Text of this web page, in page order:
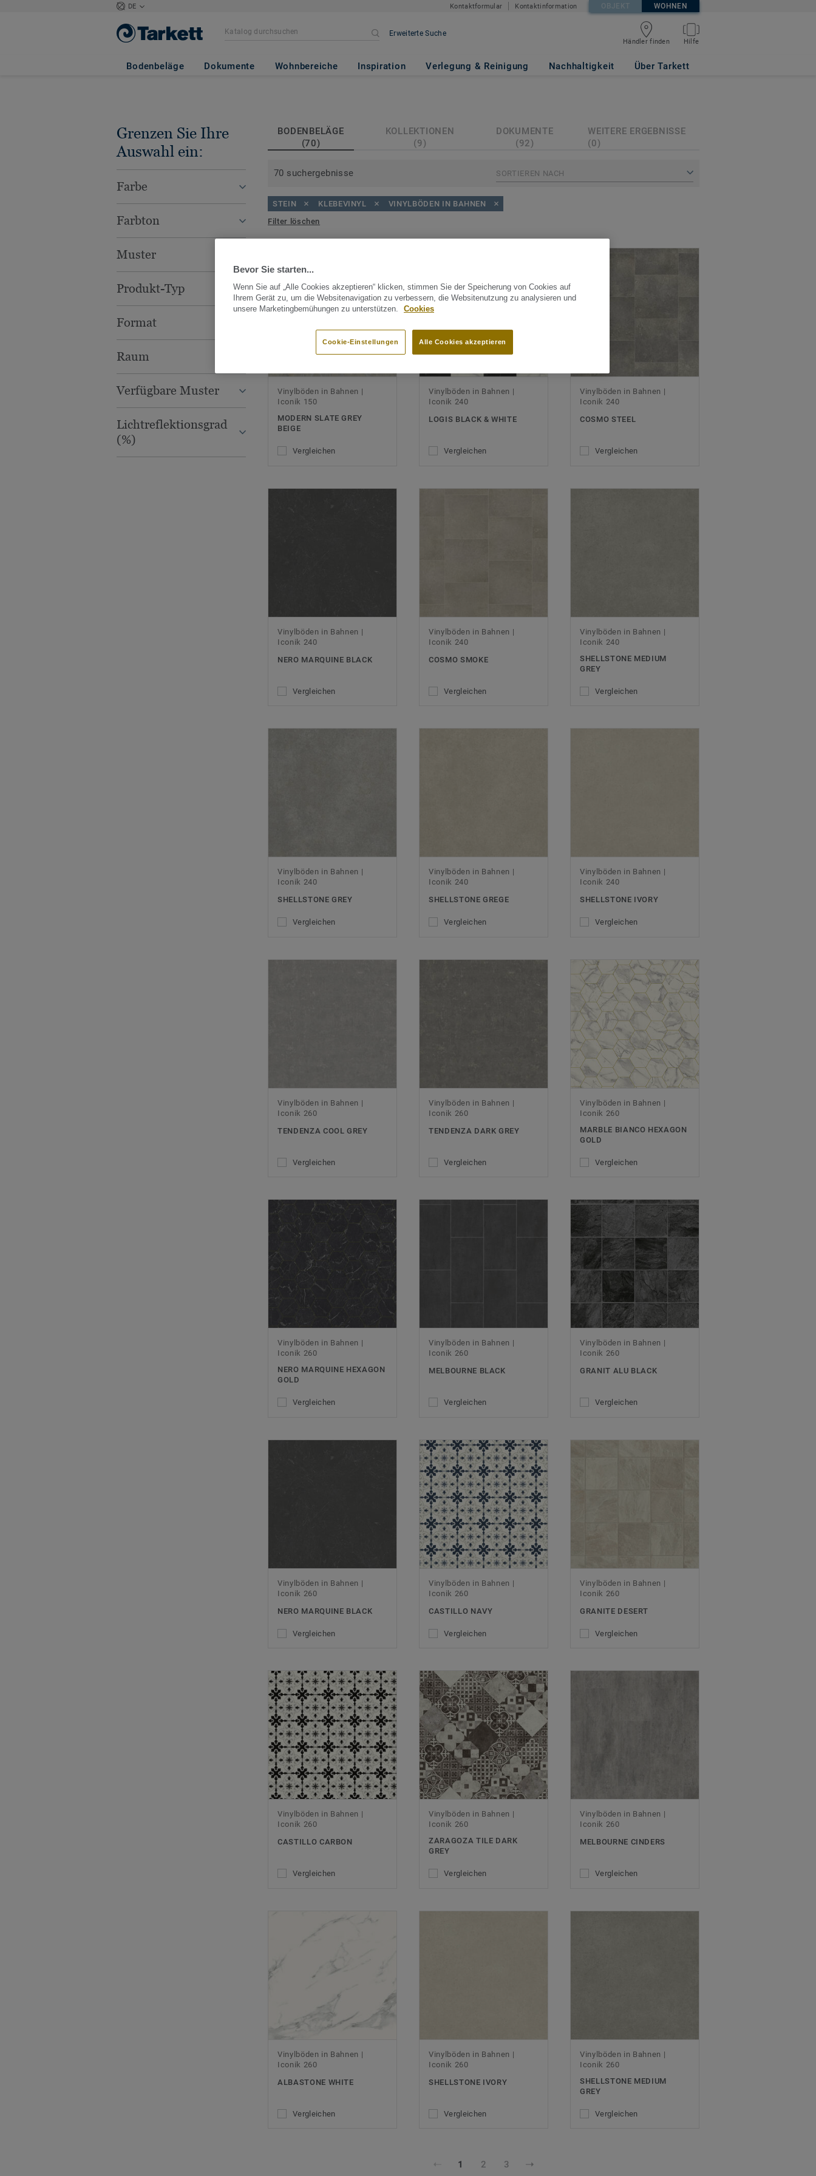
DE Kontaktformular Kontaktinformation OBJEKT WOHNEN
Erweiterte Suche
Händler finden Hilfe
Bodenbeläge Dokumente Wohnbereiche Inspiration Verlegung & Reinigung Nachhaltigkeit Über Tarkett
Grenzen Sie Ihre
Auswahl ein:
Farbe
Farbton
Muster
Produkt-Typ
Format
Raum
Verfügbare Muster
Lichtreflektionsgrad
(%)
BODENBELÄGE
(70)
KOLLEKTIONEN
(9)
DOKUMENTE
(92)
WEITERE ERGEBNISSE
(0)
70 suchergebnisse SORTIEREN NACH
STEIN KLEBEVINYL
VINYLBÖDEN IN BAHNEN
Filter löschen
Vinylböden in Bahnen |
Iconik 150
MODERN SLATE GREY
BEIGE
Vergleichen
Vinylböden in Bahnen |
Iconik 240
LOGIS BLACK & WHITE
Vergleichen
Vinylböden in Bahnen |
Iconik 240
COSMO STEEL
Vergleichen
Vinylböden in Bahnen |
Iconik 240
NERO MARQUINE BLACK
Vergleichen
Vinylböden in Bahnen |
Iconik 240
COSMO SMOKE
Vergleichen
Vinylböden in Bahnen |
Iconik 240
SHELLSTONE MEDIUM
GREY
Vergleichen
Vinylböden in Bahnen |
Iconik 240
SHELLSTONE GREY
Vergleichen
Vinylböden in Bahnen |
Iconik 240
SHELLSTONE GREGE
Vergleichen
Vinylböden in Bahnen |
Iconik 240
SHELLSTONE IVORY
Vergleichen
Vinylböden in Bahnen |
Iconik 260
TENDENZA COOL GREY
Vergleichen
Vinylböden in Bahnen |
Iconik 260
TENDENZA DARK GREY
Vergleichen
Vinylböden in Bahnen |
Iconik 260
MARBLE BIANCO HEXAGON
GOLD
Vergleichen
Vinylböden in Bahnen |
Iconik 260
NERO MARQUINE HEXAGON
GOLD
Vergleichen
Vinylböden in Bahnen |
Iconik 260
MELBOURNE BLACK
Vergleichen
Vinylböden in Bahnen |
Iconik 260
GRANIT ALU BLACK
Vergleichen
Vinylböden in Bahnen |
Iconik 260
NERO MARQUINE BLACK
Vergleichen
Vinylböden in Bahnen |
Iconik 260
CASTILLO NAVY
Vergleichen
Vinylböden in Bahnen |
Iconik 260
GRANITE DESERT
Vergleichen
Vinylböden in Bahnen |
Iconik 260
CASTILLO CARBON
Vergleichen
Vinylböden in Bahnen |
Iconik 260
ZARAGOZA TILE DARK
GREY
Vergleichen
Vinylböden in Bahnen |
Iconik 260
MELBOURNE CINDERS
Vergleichen
Vinylböden in Bahnen |
Iconik 260
ALBASTONE WHITE
Vergleichen
Vinylböden in Bahnen |
Iconik 260
SHELLSTONE IVORY
Vergleichen
Vinylböden in Bahnen |
Iconik 260
SHELLSTONE MEDIUM
GREY
Vergleichen
1 2 3
Bevor Sie starten...
Wenn Sie auf „Alle Cookies akzeptieren“ klicken, stimmen Sie der Speicherung von Cookies auf
Ihrem Gerät zu, um die Websitenavigation zu verbessern, die Websitenutzung zu analysieren und
unsere Marketingbemühungen zu unterstützen.
Cookies
Alle Cookies akzeptieren
Cookie-Einstellungen